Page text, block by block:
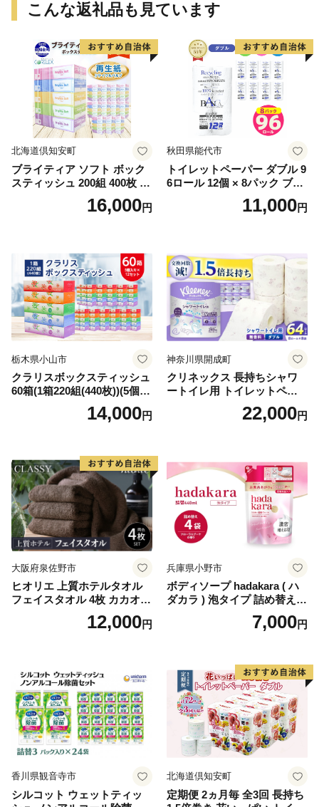
こんな返礼品も見ています
北海道倶知安町
ブライティア ソフト ボック
スティッシュ 200組 400枚 60
箱 日本製 まとめ買い ティッ
シュ リサイクル 長持 防災 常
倶知安町 日用品
16,000円
秋田県能代市
トイレットペーパー ダブル 9
6ロール 12個 × 8パック ブラ
ンカ 再生紙 100％ 芯あり 日
用品 消耗品 無香料 生活用品
11,000円
栃木県小山市
クラリスボックスティッシュ
60箱(1箱220組(440枚))(5個入
り×12セット)【1256759】
14,000円
神奈川県開成町
クリネックス 長持ちシャワ
ートイレ用 トイレットペー
パー（ダブル）64ロール(8ロ
ール×8パック) 開成町 トイレ
蓄 防災 エコ 消耗品 生活雑貨
生活用品 無香料 トイレット
ペーパー ダブル といれっと
ぺーぱー トイレ クレシア ト
イレットペーパー [BDBH002
-1]
22,000円
大阪府泉佐野市
ヒオリエ 上質ホテルタオル
フェイスタオル 4枚 カカオ
【タオル 泉州タオル 吸水 普
段使い 無地 シンプル 日用品
12,000円
兵庫県小野市
ボディソープ hadakara ( ハ
ダカラ ) 泡タイプ 詰め替え 4
40ml×4袋 ボディーソープ 泡
ボディソープ 泡 日用品 消耗
泡石鹸 石鹸 兵庫 兵庫県 小野
7,000円
香川県観音寺市
シルコット ウェットティッ
北海道倶知安町
定期便 2ヵ月毎 全3回 長持ち